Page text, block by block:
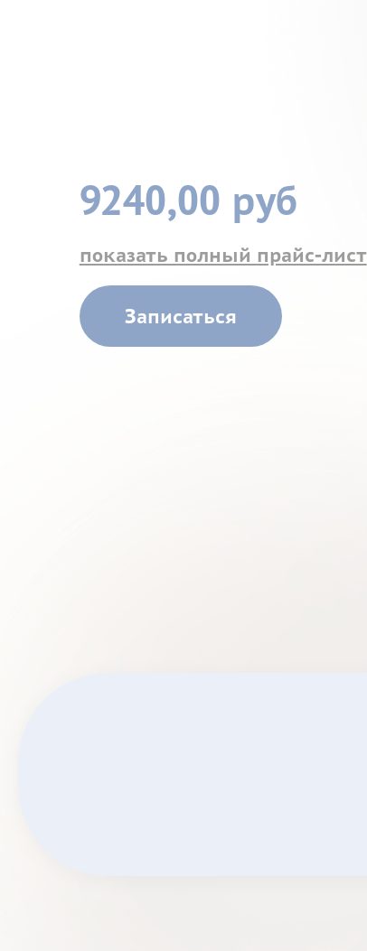
9240,00 руб
показать полный прайс-лист
Записаться